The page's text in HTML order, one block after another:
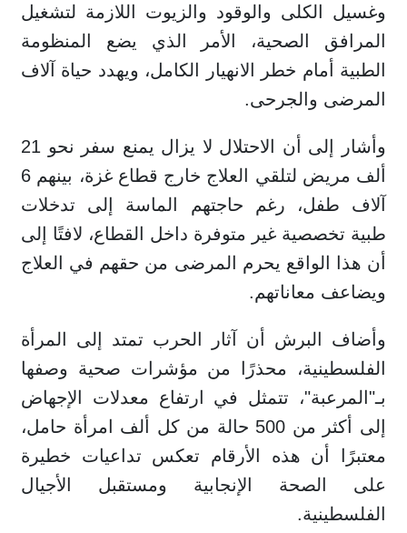
وغسيل الكلى والوقود والزيوت اللازمة لتشغيل
المرافق الصحية، الأمر الذي يضع المنظومة
الطبية أمام خطر الانهيار الكامل، ويهدد حياة آلاف
المرضى والجرحى.
وأشار إلى أن الاحتلال لا يزال يمنع سفر نحو 21
ألف مريض لتلقي العلاج خارج قطاع غزة، بينهم 6
آلاف طفل، رغم حاجتهم الماسة إلى تدخلات
طبية تخصصية غير متوفرة داخل القطاع، لافتًا إلى
أن هذا الواقع يحرم المرضى من حقهم في العلاج
ويضاعف معاناتهم.
وأضاف البرش أن آثار الحرب تمتد إلى المرأة
الفلسطينية، محذرًا من مؤشرات صحية وصفها
بـ"المرعبة"، تتمثل في ارتفاع معدلات الإجهاض
إلى أكثر من 500 حالة من كل ألف امرأة حامل،
معتبرًا أن هذه الأرقام تعكس تداعيات خطيرة
على الصحة الإنجابية ومستقبل الأجيال
الفلسطينية.